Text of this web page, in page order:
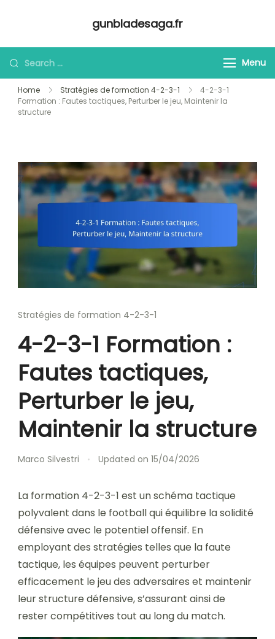
gunbladesaga.fr
Looking
for
Something?
Menu
Home Stratégies de formation 4-2-3-1
4-2-3-1
Formation : Fautes tactiques, Perturber le jeu, Maintenir la
structure
Stratégies de formation 4-2-3-1
4-2-3-1 Formation :
Fautes tactiques,
Perturber le jeu,
Maintenir la structure
Marco Silvestri Updated on 15/04/2026
La formation 4-2-3-1 est un schéma tactique
polyvalent dans le football qui équilibre la solidité
défensive avec le potentiel offensif. En
employant des stratégies telles que la faute
tactique, les équipes peuvent perturber
efficacement le jeu des adversaires et maintenir
leur structure défensive, s’assurant ainsi de
rester compétitives tout au long du match.